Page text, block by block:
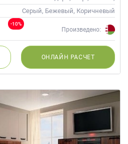
Современные
Серый, Бежевый, Коричневый
-10%
Произведено:
ОНЛАЙН РАСЧЕТ